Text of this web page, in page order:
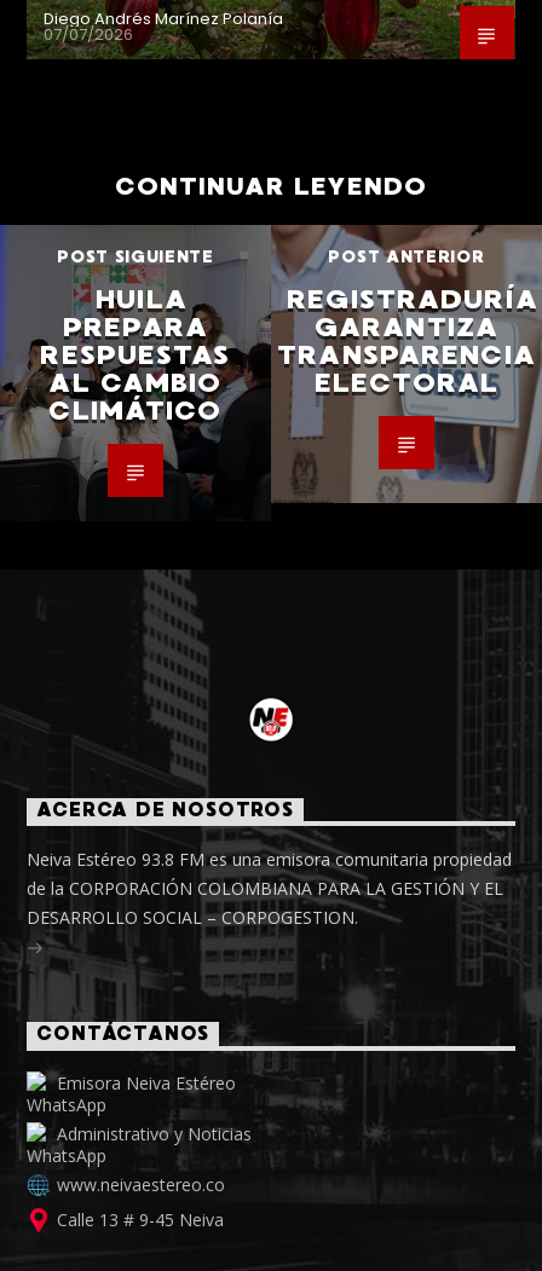
Diego Andrés Marínez Polanía
07/07/2026
CONTINUAR LEYENDO
POST SIGUIENTE
HUILA
PREPARA
RESPUESTAS
AL CAMBIO
CLIMÁTICO
POST ANTERIOR
REGISTRADURÍA
GARANTIZA
TRANSPARENCIA
ELECTORAL
ACERCA DE NOSOTROS
Neiva Estéreo 93.8 FM es una emisora comunitaria propiedad
de la CORPORACIÓN COLOMBIANA PARA LA GESTIÓN Y EL
DESARROLLO SOCIAL – CORPOGESTION.
CONTÁCTANOS
Emisora Neiva Estéreo
Administrativo y Noticias
www.neivaestereo.co
Calle 13 # 9-45 Neiva